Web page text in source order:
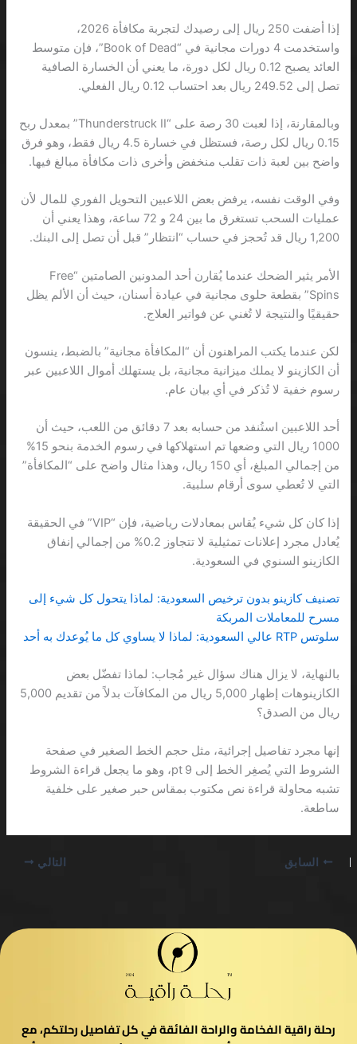
إذا أضفت 250 ريال إلى رصيدك لتجربة مكافأة 2026،
واستخدمت 4 دورات مجانية في “Book of Dead”، فإن متوسط
العائد يصبح 0.12 ريال لكل دورة، ما يعني أن الخسارة الصافية
تصل إلى 249.52 ريال بعد احتساب 0.12 ريال الفعلي.
وبالمقارنة، إذا لعبت 30 رصة على “Thunderstruck II” بمعدل ربح
0.15 ريال لكل رصة، فستظل في خسارة 4.5 ريال فقط، وهو فرق
واضح بين لعبة ذات تقلب منخفض وأخرى ذات مكافأة مبالغ فيها.
وفي الوقت نفسه، يرفض بعض اللاعبين التحويل الفوري للمال لأن
عمليات السحب تستغرق ما بين 24 و 72 ساعة، وهذا يعني أن
1,200 ريال قد تُحجز في حساب “انتظار” قبل أن تصل إلى البنك.
الأمر يثير الضحك عندما يُقارن أحد المدونين الصامتين “Free
Spins” بقطعة حلوى مجانية في عيادة أسنان، حيث أن الألم يظل
حقيقيًا والنتيجة لا تُغني عن فواتير العلاج.
لكن عندما يكتب المراهنون أن “المكافأة مجانية” بالضبط، ينسون
أن الكازينو لا يملك ميزانية مجانية، بل يستهلك أموال اللاعبين عبر
رسوم خفية لا تُذكر في أي بيان عام.
أحد اللاعبين استُنفد من حسابه بعد 7 دقائق من اللعب، حيث أن
1000 ريال التي وضعها تم استهلاكها في رسوم الخدمة بنحو 15%
من إجمالي المبلغ، أي 150 ريال، وهذا مثال واضح على “المكافأة”
التي لا تُعطي سوى أرقام سلبية.
إذا كان كل شيء يُقاس بمعادلات رياضية، فإن “VIP” في الحقيقة
يُعادل مجرد إعلانات تمثيلية لا تتجاوز 0.2% من إجمالي إنفاق
الكازينو السنوي في السعودية.
تصنيف كازينو بدون ترخيص السعودية: لماذا يتحول كل شيء إلى
مسرح للمعاملات المربكة
سلوتس RTP عالي السعودية: لماذا لا يساوي كل ما يُوعدك به أحد
بالنهاية، لا يزال هناك سؤال غير مُجاب: لماذا تفضّل بعض
الكازينوهات إظهار 5,000 ريال من المكافآت بدلاً من تقديم 5,000
ريال من الصدق؟
إنها مجرد تفاصيل إجرائية، مثل حجم الخط الصغير في صفحة
الشروط التي يُصغِر الخط إلى 9 pt، وهو ما يجعل قراءة الشروط
تشبه محاولة قراءة نص مكتوب بمقاس حبر صغير على خلفية
ساطعة.
السابق التالي
رحلة راقية الفخامة والراحة الفائقة في كل تفاصيل رحلتكم، مع